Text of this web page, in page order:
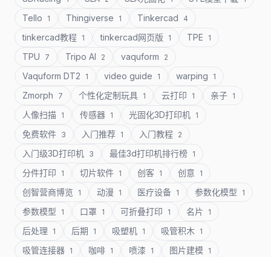
Tello 1 Thingiverse 1 Tinkercad 4
tinkercad教程 1 tinkercad网页版 1 TPE 1
TPU 7 Tripo AI 2 vaquform 2
Vaquform DT2 1 video guide 1 warping 1
Zmorph 7 个性化定制玩具 1 云打印 1 亲子 1
人像扫描 1 传感器 1 光固化3D打印机 1
免费软件 3 入门推荐 1 入门教程 2
入门级3D打印机 3 最佳3d打印机排行榜 1
分件打印 1 切片软件 1 创客 1 创意 1
创智营商博览 1 动漫 1 医疗设备 1 参数化模型 1
参数模型 1 口罩 1 可折叠打印 1 名片 1
后处理 1 后期 1 吸塑机 1 吸管积木 1
吸管连接器 1 咖啡 1 喷漆 1 图片建模 1